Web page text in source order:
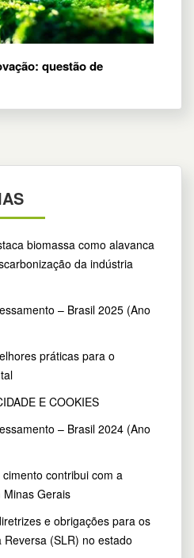
questão de
biomassa como alavanca
da indústria
– Brasil 2025 (Ano
práticas para o
E COOKIES
– Brasil 2024 (Ano
contribui com a
Gerais
e obrigações para os
(SLR) no estado